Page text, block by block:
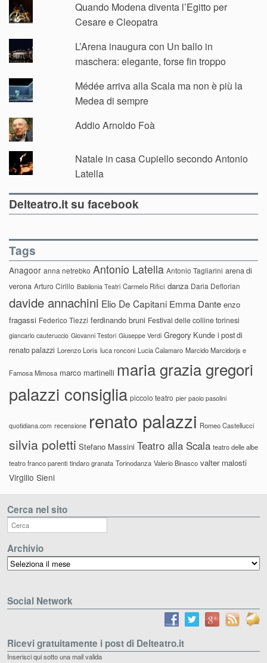
Quando Modena diventa l’Egitto per
Cesare e Cleopatra
L’Arena inaugura con Un ballo in
maschera: elegante, forse fin troppo
Médée arriva alla Scala ma non è più la
Medea di sempre
Addio Arnoldo Foà
Natale in casa Cupiello secondo Antonio
Latella
Delteatro.it su facebook
Tags
Anagoor anna netrebko Antonio Latella Antonio Tagliarini arena di
verona Arturo Cirillo Babilonia Teatri Carmelo Rifici danza Daria Deflorian
davide annachini Elio De Capitani Emma Dante enzo
fragassi Federico Tiezzi ferdinando bruni Festival delle colline torinesi
giancarlo cauteruccio Giovanni Testori Giuseppe Verdi Gregory Kunde i post di
renato palazzi Lorenzo Loris luca ronconi Lucia Calamaro Marcido Marcidorjs e
Famosa Mimosa marco martinelli maria grazia gregori
palazzi consiglia piccolo teatro pier paolo pasolini
quotidiana.com recensione renato palazzi Romeo Castellucci
silvia poletti Stefano Massini Teatro alla Scala teatro delle albe
teatro franco parenti tindaro granata Torinodanza Valerio Binasco valter malosti
Virgilio Sieni
Cerca nel sito
Archivio
Archivio
Social Network
Ricevi gratuitamente i post di Delteatro.it
Inserisci qui sotto una mail valida